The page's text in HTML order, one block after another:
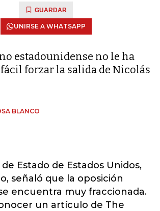
GUARDAR
UNIRSE A WHATSAPP
estadounidense no le ha
forzar la salida de Nicolás
BLANCO
Estado de Estados Unidos,
señaló que la oposición
encuentra muy fraccionada.
un artículo de The